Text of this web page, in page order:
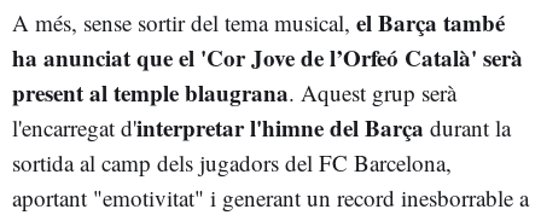
A més, sense sortir del tema musical, el Barça també
ha anunciat que el 'Cor Jove de l’Orfeó Català' serà
present al temple blaugrana. Aquest grup serà
l'encarregat d'interpretar l'himne del Barça durant la
sortida al camp dels jugadors del FC Barcelona,
aportant "emotivitat" i generant un record inesborrable a